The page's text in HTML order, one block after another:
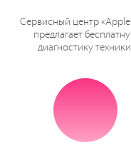
Сервисный центр «Apple
предлагает
диагностику